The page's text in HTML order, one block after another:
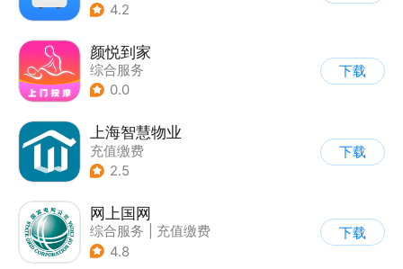
4.2
颜悦到家
综合服务
0.0
下载
上海智慧物业
充值缴费
2.5
下载
网上国网
综合服务
充值缴费
4.8
下载